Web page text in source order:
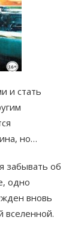
и стать
но…
забывать об
одно
вновь
вселенной.